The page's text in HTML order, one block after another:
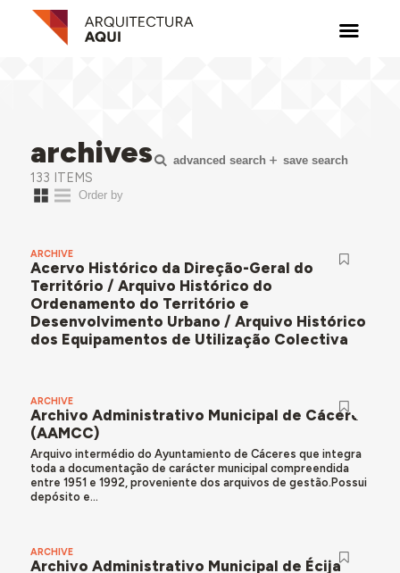
archives
133 ITEMS
advanced search save search
ARCHIVE
Acervo Histórico da Direção-Geral do
Território / Arquivo Histórico do
Ordenamento do Território e
Desenvolvimento Urbano / Arquivo Histórico
dos Equipamentos de Utilização Colectiva
ARCHIVE
Archivo Administrativo Municipal de Cáceres
(AAMCC)
Arquivo intermédio do Ayuntamiento de Cáceres que integra
toda a documentação de carácter municipal compreendida
entre 1951 e 1992, proveniente dos arquivos de gestão.Possui
depósito e...
ARCHIVE
Archivo Administrativo Municipal de Écija